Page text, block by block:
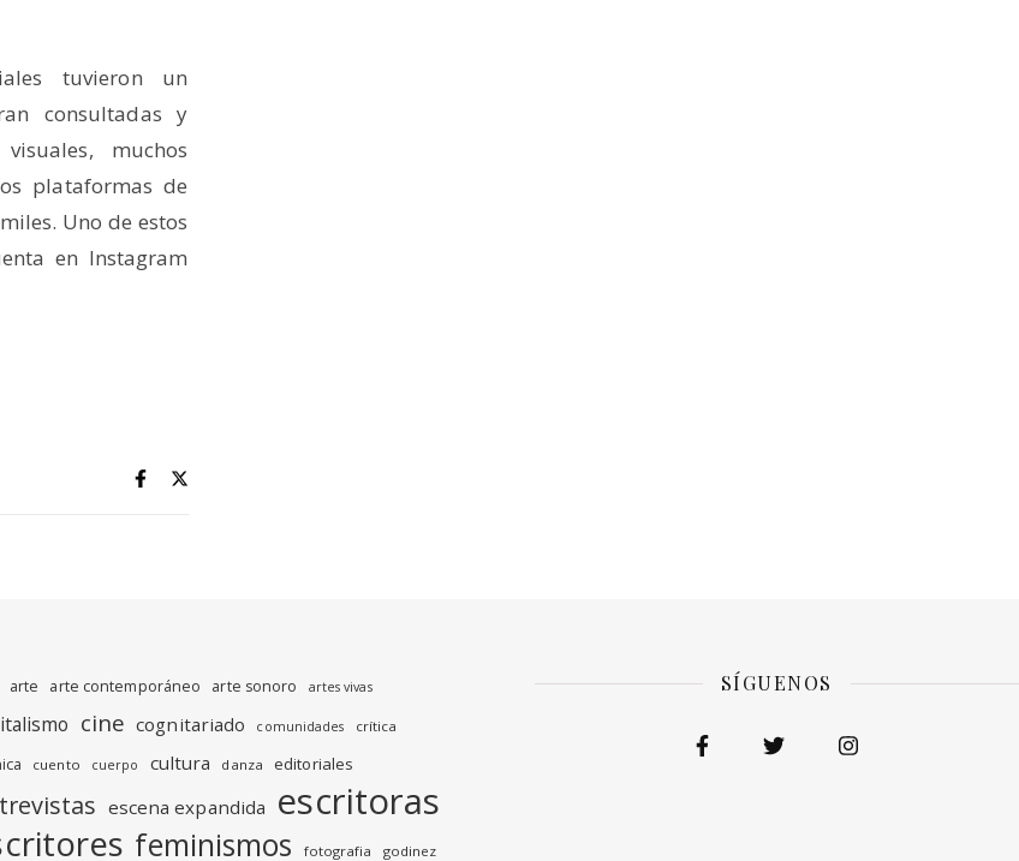
tuvieron un
consultadas y
muchos
plataformas de
Uno de estos
en Instagram
arte arte contemporáneo arte sonoro artes vivas
cine cognitariado comunidades crítica
cuento cuerpo cultura danza editoriales
escena expandida escritoras
feminismos fotografia godinez
SÍGUENOS